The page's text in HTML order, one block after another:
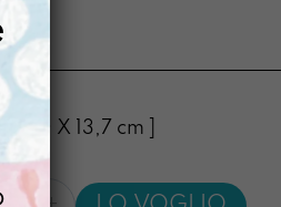
10 X 13,7 cm ]